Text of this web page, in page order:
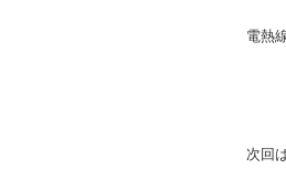
電熱
次回